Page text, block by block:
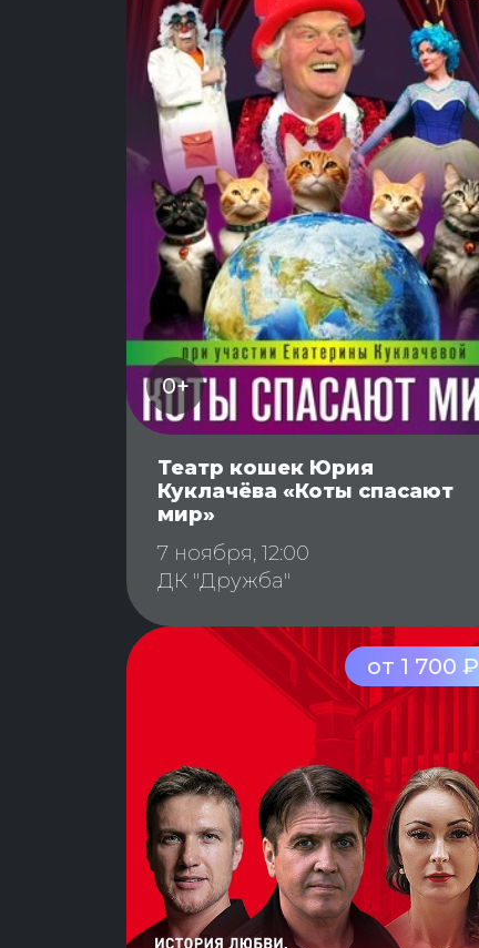
0+
Театр кошек Юрия
Куклачёва «Коты спасают
мир»
7 ноября, 12:00
ДК "Дружба"
от 1 700 ₽